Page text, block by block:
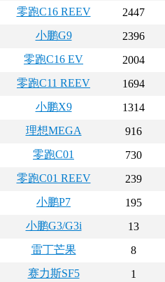
零跑C16 REEV
2447
小鹏G9
2396
零跑C16 EV
2004
零跑C11 REEV
1694
小鹏X9
1314
理想MEGA
916
零跑C01
730
零跑C01 REEV
239
小鹏P7
195
小鹏G3/G3i
13
雷丁芒果
8
赛力斯SF5 1